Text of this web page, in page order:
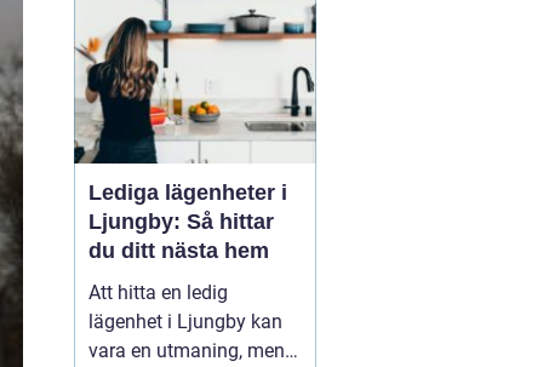
uppskattas.
Kombinationen av
keramik, ...
Lediga lägenheter i
Ljungby: Så hittar
du ditt nästa hem
Att hitta en ledig
lägenhet i Ljungby kan
vara en utmaning, men